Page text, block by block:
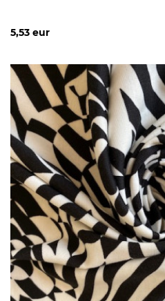
5,53 eur